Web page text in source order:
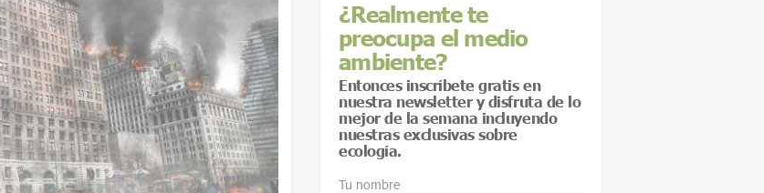
¿Realmente te
preocupa el medio
ambiente?
Entonces inscríbete gratis en
nuestra newsletter y disfruta de lo
mejor de la semana incluyendo
nuestras exclusivas sobre
ecología.
Tu nombre